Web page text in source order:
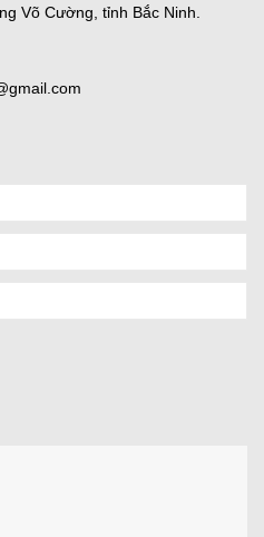
Võ Cường, tỉnh Bắc Ninh.